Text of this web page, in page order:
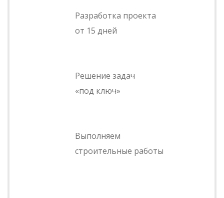
Разработка проекта
от 15 дней
Решение задач
«под ключ»
Выполняем
строительные работы